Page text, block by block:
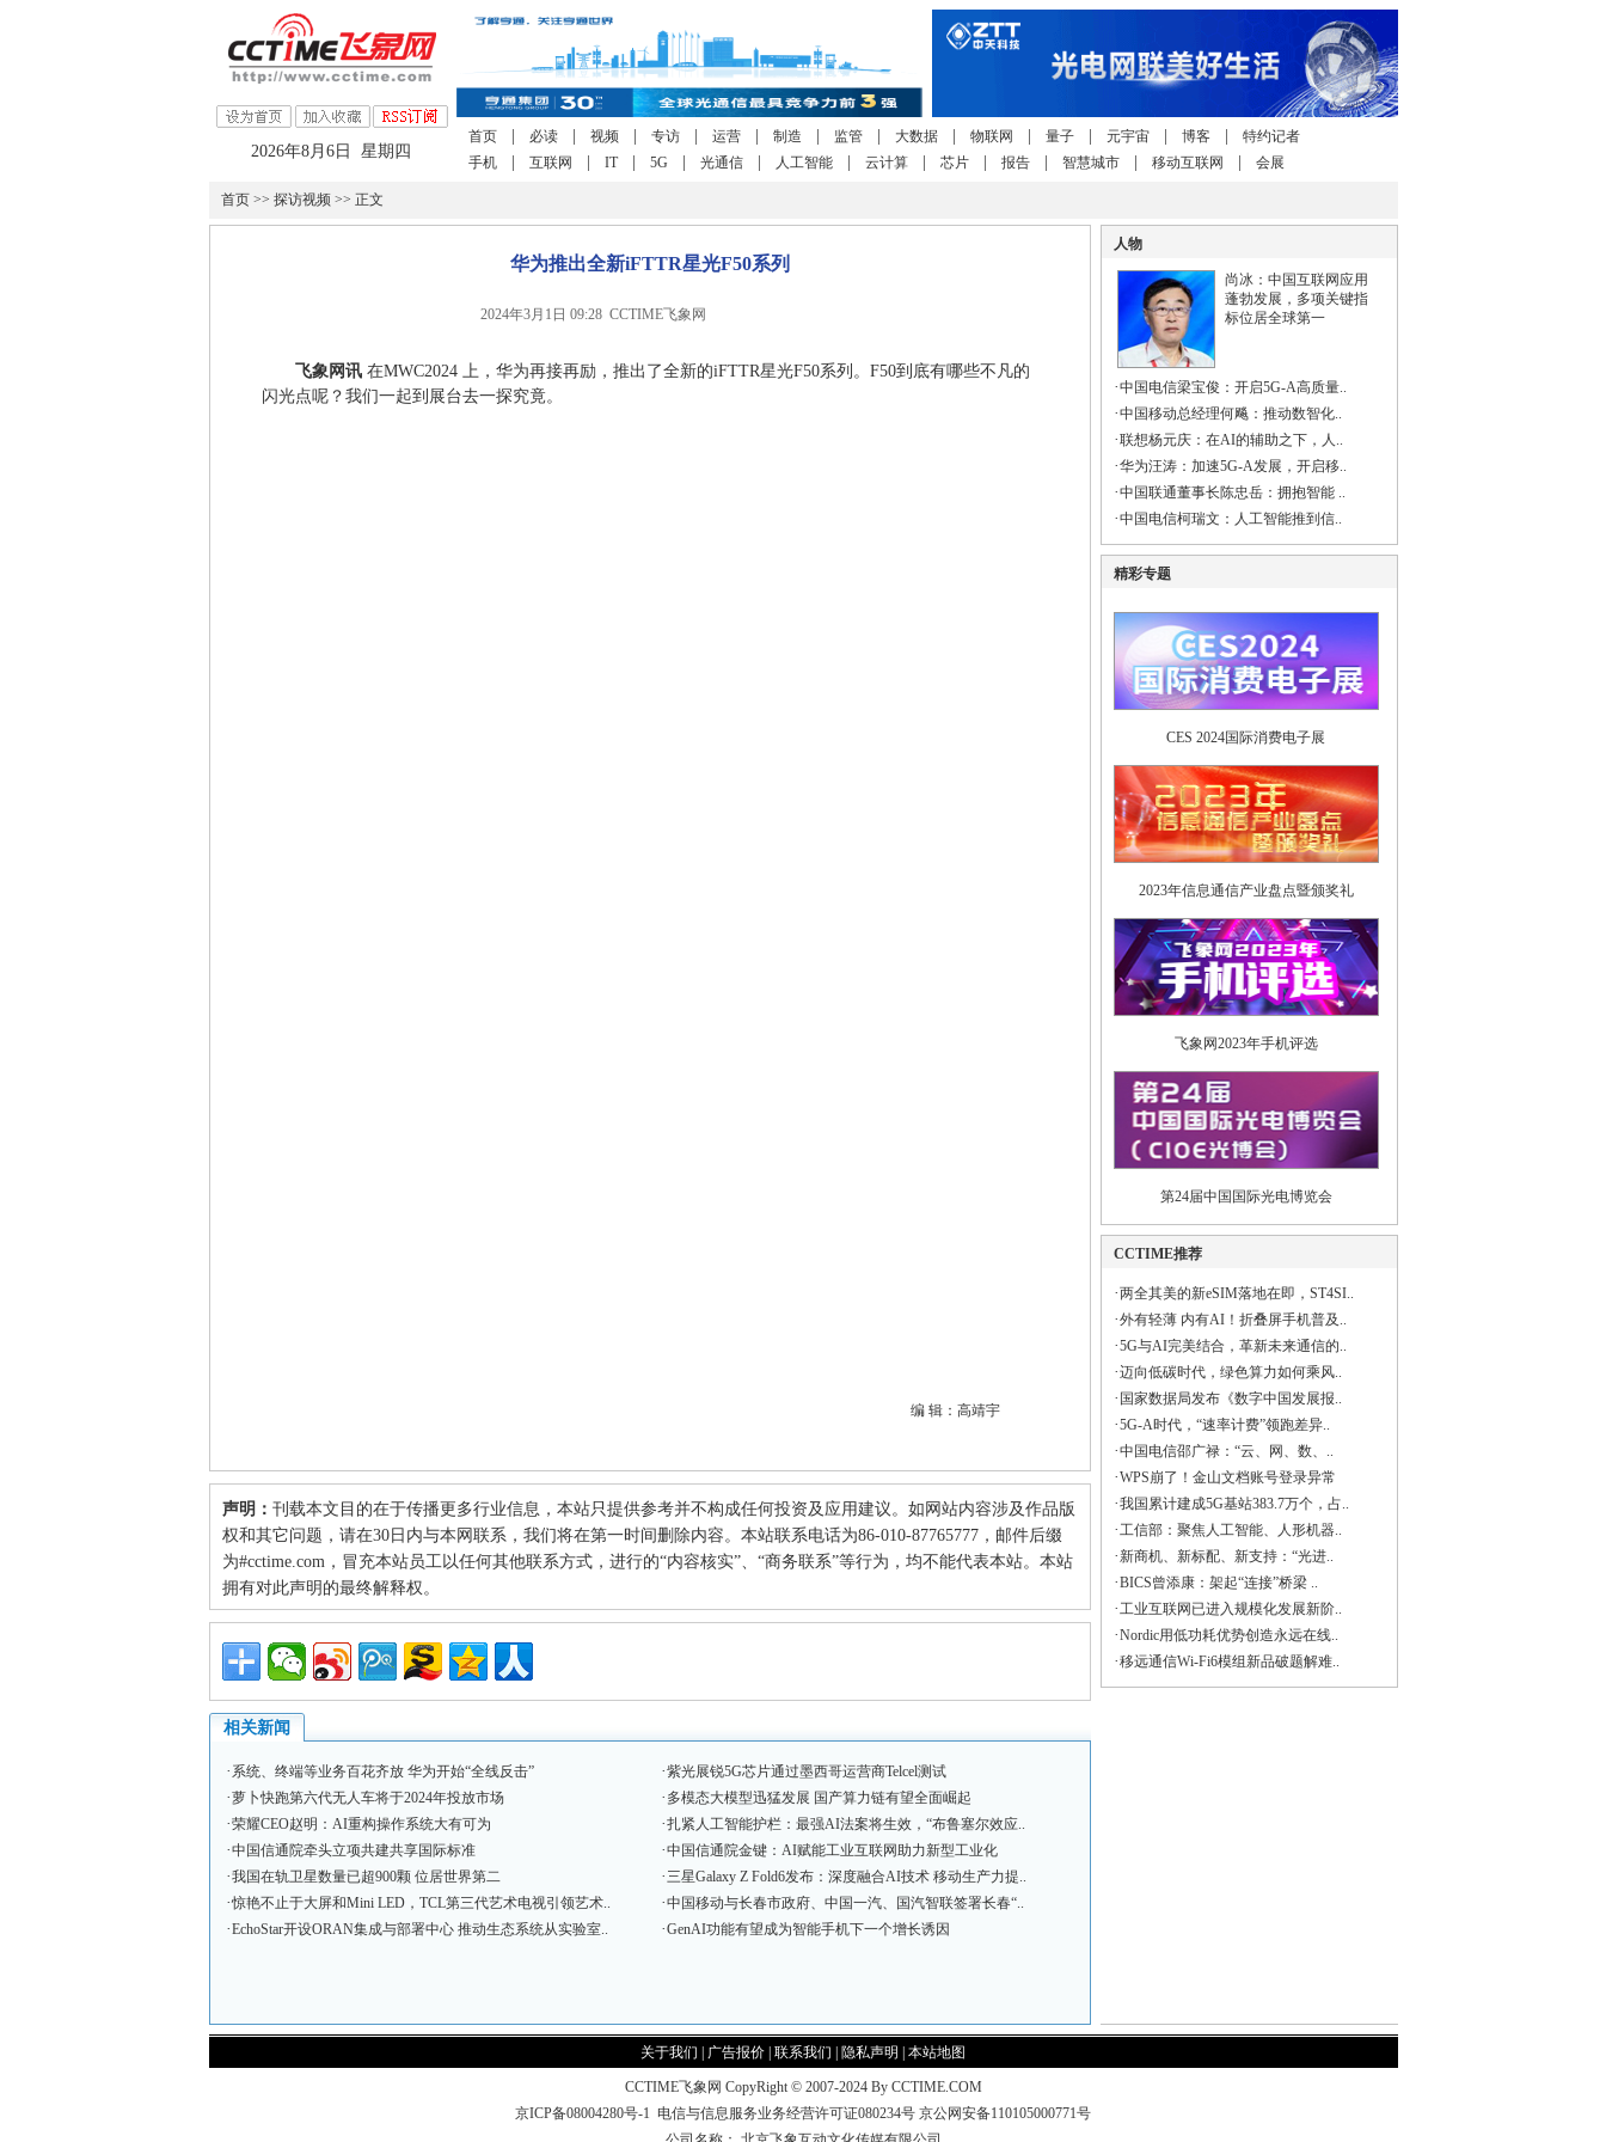
2026年8月6日 星期四
首页 必读 视频 专访 运营 制造 监管 大数据 物联网 量子 元宇宙 博客
特约记者
手机
互联网 IT 5G 光通信 人工智能 云计算 芯片 报告 智慧城市 移动互联网 会展
首页>> 探访视频>> 正文
华为推出全新iFTTR星光F50系列
2024年3月1日 09:28 CCTIME飞象网
飞象网讯在MWC2024 上，华为再接再励，推出了全新的iFTTR星光F50系列。F50到底有哪些不凡的
闪光点呢？我们一起到展台去一探究竟。
编 辑：高靖宇
声明： 刊载本文目的在于传播更多行业信息，本站只提供参考并不构成任何投资及应用建议。如网站内容涉及作品版
权和其它问题，请在30日内与本网联系，我们将在第一时间删除内容。本站联系电话为86-010-87765777，邮件后缀
为#cctime.com，冒充本站员工以任何其他联系方式，进行的“内容核实”、“商务联系”等行为，均不能代表本站。本站
拥有对此声明的最终解释权。
相关新闻
· 系统、终端等业务百花齐放 华为开始“全线反击” ·紫光展锐5G芯片通过墨西哥运营商Telcel测试
·萝卜快跑第六代无人车将于2024年投放市场 · 多模态大模型迅猛发展 国产算力链有望全面崛起
·荣耀CEO赵明：AI重构操作系统大有可为 ·扎紧人工智能护栏：最强AI法案将生效，“布鲁塞尔效应..
·中国信通院牵头立项共建共享国际标准 ·中国信通院金键：AI赋能工业互联网助力新型工业化
·我国在轨卫星数量已超900颗 位居世界第二 ·三星Galaxy Z Fold6发布：深度融合AI技术 移动生产力提..
·惊艳不止于大屏和Mini LED，TCL第三代艺术电视引领艺术.. ·中国移动与长春市政府、中国一汽、国汽智联签署长春“..
·EchoStar开设ORAN集成与部署中心 推动生态系统从实验室.. ·GenAI功能有望成为智能手机下一个增长诱因
人物
尚冰：中国互联网应用
蓬勃发展，多项关键指
标位居全球第一
·中国电信梁宝俊：开启5G-A高质量..
·中国移动总经理何飚：推动数智化..
·联想杨元庆：在AI的辅助之下，人..
·华为汪涛：加速5G-A发展，开启移..
·中国联通董事长陈忠岳：拥抱智能 ..
·中国电信柯瑞文：人工智能推到信..
精彩专题
CES 2024国际消费电子展
2023年信息通信产业盘点暨颁奖礼
飞象网2023年手机评选
第24届中国国际光电博览会
CCTIME推荐
·两全其美的新eSIM落地在即，ST4SI..
·外有轻薄 内有AI！折叠屏手机普及..
·5G与AI完美结合，革新未来通信的..
·迈向低碳时代，绿色算力如何乘风..
· 国家数据局发布《数字中国发展报..
·5G-A时代，“速率计费”领跑差异..
·中国电信邵广禄：“云、网、数、..
·WPS崩了！金山文档账号登录异常
·我国累计建成5G基站383.7万个，占..
·工信部：聚焦人工智能、人形机器..
·新商机、新标配、新支持：“光进..
·BICS曾添康：架起“连接”桥梁 ..
·工业互联网已进入规模化发展新阶..
·Nordic用低功耗优势创造永远在线..
·移远通信Wi-Fi6模组新品破题解难..
关于我们 广告报价 联系我们 隐私声明 本站地图
CCTIME飞象网 CopyRight © 2007-2024 By CCTIME.COM
京ICP备08004280号-1 电信与信息服务业务经营许可证080234号 京公网安备110105000771号